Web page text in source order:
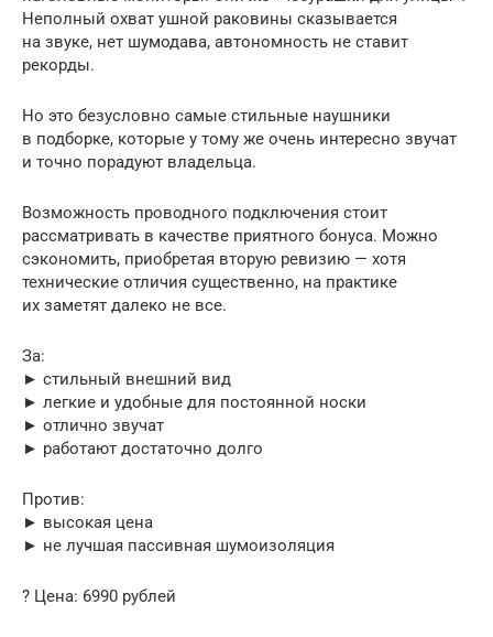
Неполный охват ушной раковины сказывается
на звуке, нет шумодава, автономность не ставит
рекорды.
Но это безусловно самые стильные наушники
в подборке, которые у тому же очень интересно звучат
и точно порадуют владельца.
Возможность проводного подключения стоит
рассматривать в качестве приятного бонуса. Можно
сэкономить, приобретая вторую ревизию — хотя
технические отличия существенно, на практике
их заметят далеко не все.
За:
► стильный внешний вид
► легкие и удобные для постоянной носки
► отлично звучат
► работают достаточно долго
Против:
► высокая цена
► не лучшая пассивная шумоизоляция
? Цена: 6990 рублей